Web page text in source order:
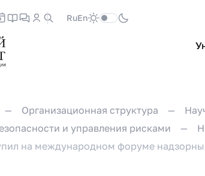
RuEn
Организационная структура
и управления рисками
на международном форуме